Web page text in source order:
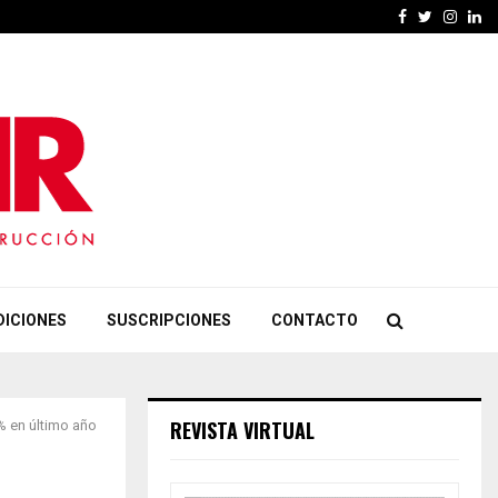
Facebook
Twitter
SUSCRIPCIONES CONTACTO
en último año REVISTA VIRTUAL